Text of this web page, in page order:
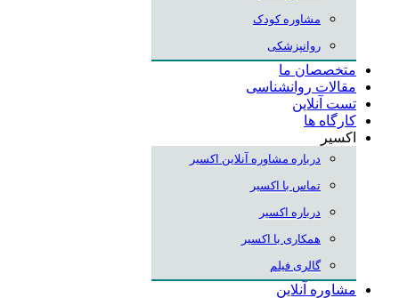
مشاوره کودک
روانپزشکی
متخصصان ما
مقالات روانشناسی
تست آنلاین
کارگاه ها
اکسیر
درباره مشاوره آنلاین اکسیر
تماس با اکسیر
درباره اکسیر
همکاری با اکسیر
گالری فیلم
مشاوره آنلاین